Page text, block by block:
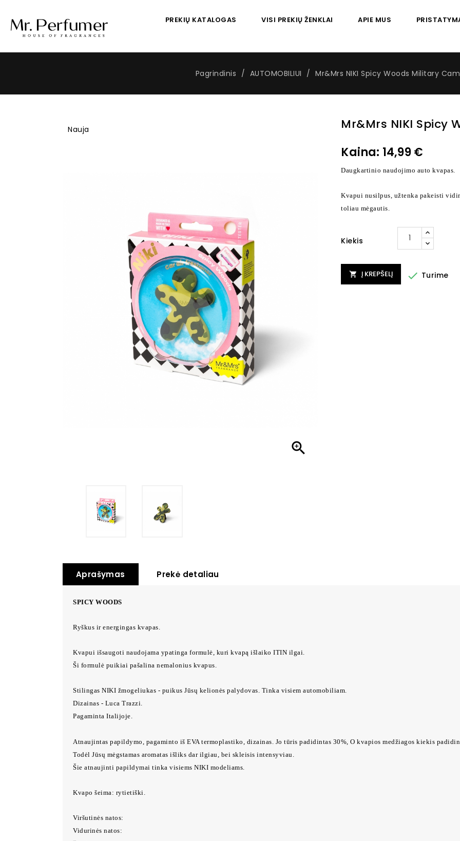
PREKIŲ KATALOGAS VISI PREKIŲ ŽENKLAI APIE MUS
Pagrindinis AUTOMOBILIUI Mr&Mrs NIKI Spicy Woods Military
Nauja

Mr&Mrs NIKI Spicy
Kaina: 14,99 €
Daugkartinio naudojimo auto kvapas.
Kvapui nusilpus, užtenka pakeisti
toliau mėgautis.
Kiekis
 Į KREPŠELĮ  Turime
Aprašymas Prekė detaliau
SPICY WOODS
Ryškus ir energingas kvapas.
Kvapui išsaugoti naudojama ypatinga formulė, kuri kvapą išlaiko ITIN ilgai.
Ši formulė puikiai pašalina nemalonius kvapus.
Stilingas NIKI žmogeliukas - puikus Jūsų kelionės palydovas. Tinka visiem automobiliam.
Dizainas - Luca Trazzi.
Pagaminta Italijoje.
Atnaujintas papildymo, pagaminto iš EVA termoplastiko, dizainas. Jo tūris padidintas 30%, O kvapios medžiagos kiekis
Todėl Jūsų mėgstamas aromatas išliks dar ilgiau, bei skleisis intensyviau.
Šie atnaujinti papildymai tinka visiems NIKI modeliams.
Kvapo šeima: rytietiški.
Viršutinės natos:
Vidurinės natos: